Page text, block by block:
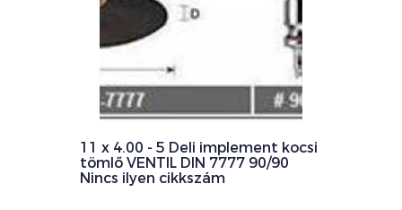
11 x 4.00 - 5 Deli implement kocsi
tömlő VENTIL DIN 7777 90/90
Nincs ilyen cikkszám